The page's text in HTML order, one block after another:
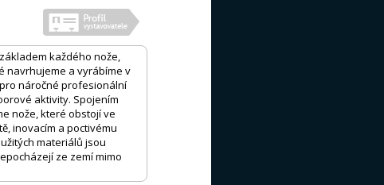
každého nože,
navrhujeme a vyrábíme v
náročné profesionální
aktivity. Spojením
nože, které obstojí ve
inovacím a poctivému
materiálů jsou
ze zemí mimo